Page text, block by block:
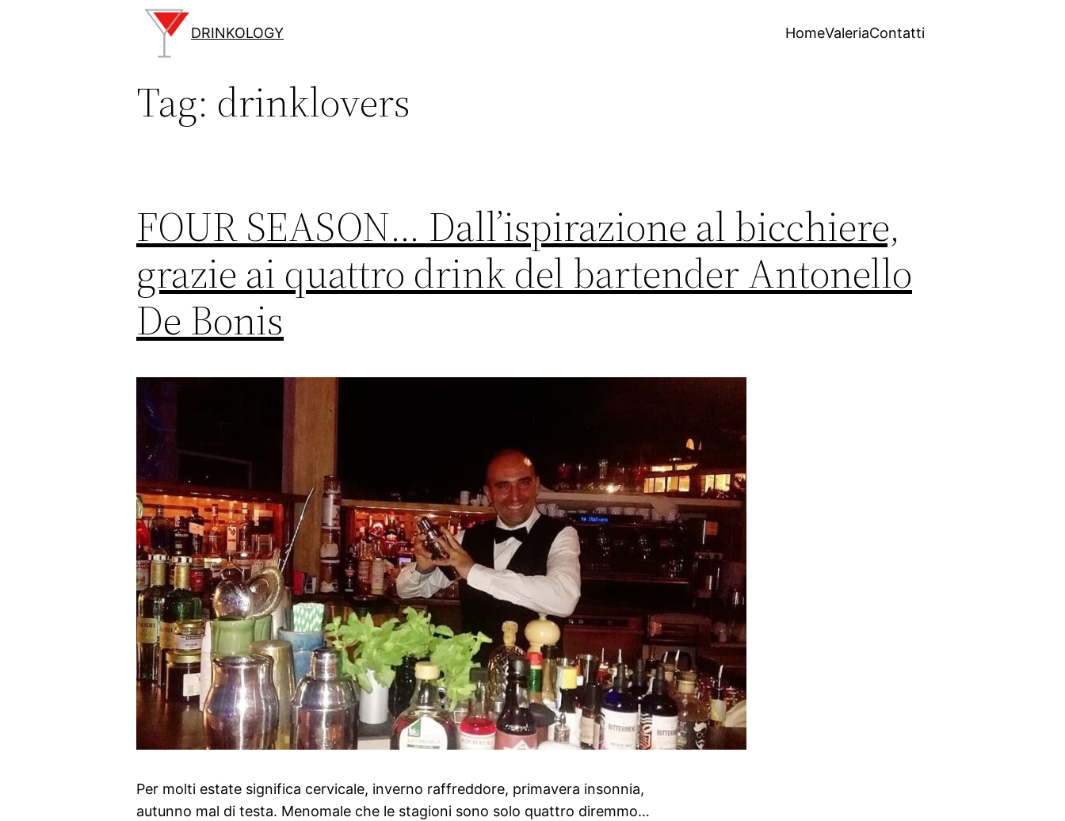
DRINKOLOGY HomeValeriaContatti
Tag: drinklovers
FOUR SEASON… Dall’ispirazione al bicchiere,
grazie ai quattro drink del bartender Antonello
De Bonis
Per molti estate significa cervicale, inverno raffreddore, primavera insonnia,
autunno mal di testa. Menomale che le stagioni sono solo quattro diremmo…